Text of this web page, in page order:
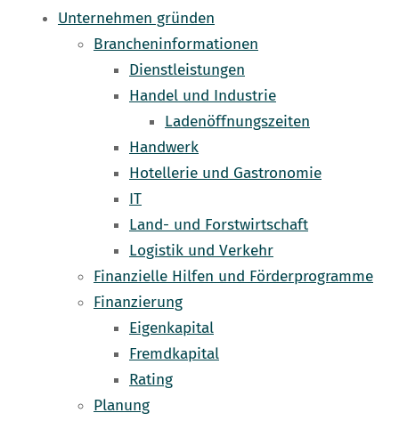
Unternehmen gründen
Brancheninformationen
Dienstleistungen
Handel und Industrie
Ladenöffnungszeiten
Handwerk
Hotellerie und Gastronomie
IT
Land- und Forstwirtschaft
Logistik und Verkehr
Finanzielle Hilfen und Förderprogramme
Finanzierung
Eigenkapital
Fremdkapital
Rating
Planung